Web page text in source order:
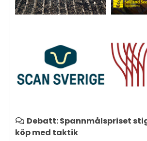
Debatt: Spannmålspriset
köp med taktik